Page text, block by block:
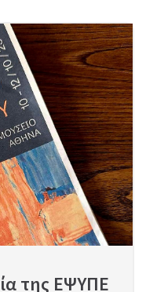
της ΕΨΥΠΕ